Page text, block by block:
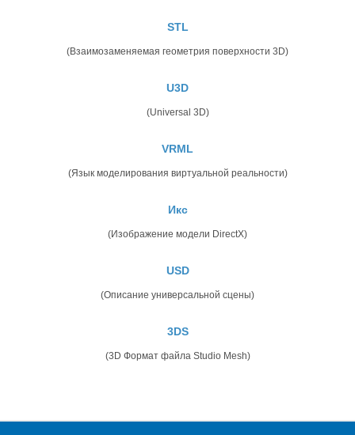
STL
(Взаимозаменяемая геометрия поверхности 3D)
U3D
(Universal 3D)
VRML
(Язык моделирования виртуальной реальности)
Икс
(Изображение модели DirectX)
USD
(Описание универсальной сцены)
3DS
(3D Формат файла Studio Mesh)